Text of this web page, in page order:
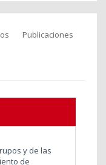
Publicaciones
y de las
de